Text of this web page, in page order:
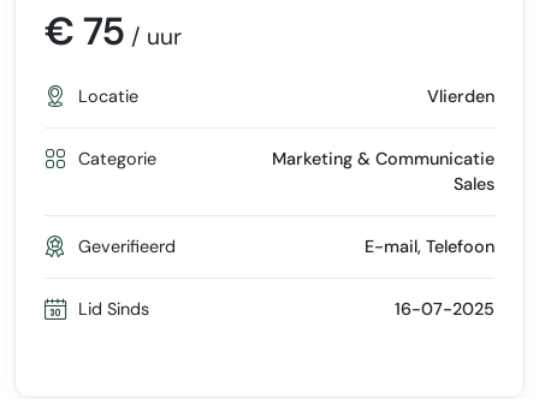
€ 75 / uur
Locatie Vlierden
Categorie
Marketing & Communicatie
Sales
Geverifieerd E-mail, Telefoon
Lid Sinds 16-07-2025